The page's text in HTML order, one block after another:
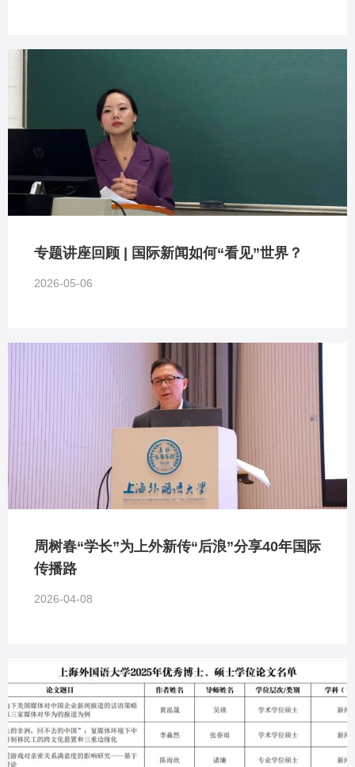
专题讲座回顾 | 国际新闻如何“看见”世界？
2026-05-06
周树春“学长”为上外新传“后浪”分享40年国际
传播路
2026-04-08